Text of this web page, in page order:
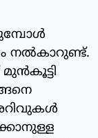
നല്‍കാറുണ്ട്.